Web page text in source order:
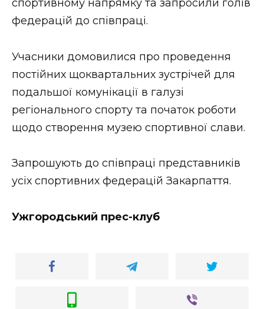
спортивному напрямку та запросили голів
федерацій до співпраці.
Учасники домовилися про проведення
постійних щоквартальних зустрічей для
подальшої комунікації в галузі
регіонального спорту та початок роботи
щодо створення музею спортивної слави.
Запрошують до співпраці представників
усіх спортивних федерацій Закарпаття.
Ужгородський прес-клуб